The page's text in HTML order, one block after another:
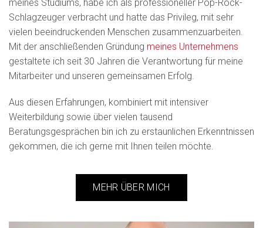
meines Studiums, habe ich als professioneller Pop-Rock-
Schlagzeuger verbracht und hatte das Privileg, mit sehr
vielen beeindruckenden Menschen zusammenzuarbeiten.
Mit der anschließenden Gründung meines Unternehmens
gestaltete ich seit 30 Jahren die Verantwortung für meine
Mitarbeiter und unseren gemeinsamen Erfolg.
Aus diesen Erfahrungen, kombiniert mit intensiver
Weiterbildung sowie über vielen tausend
Beratungsgesprächen bin ich zu erstaunlichen Erkenntnissen
gekommen, die ich gerne mit Ihnen teilen möchte.
MEHR ÜBER MICH